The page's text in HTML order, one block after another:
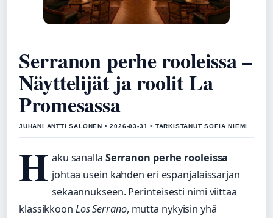
Serranon perhe rooleissa –
Näyttelijät ja roolit La
Promesassa
JUHANI ANTTI SALONEN • 2026-03-31 • TARKISTANUT SOFIA NIEMI
H aku sanalla Serranon perhe rooleissa
johtaa usein kahden eri espanjalaissarjan
sekaannukseen. Perinteisesti nimi viittaa
klassikkoon Los Serrano, mutta nykyisin yhä